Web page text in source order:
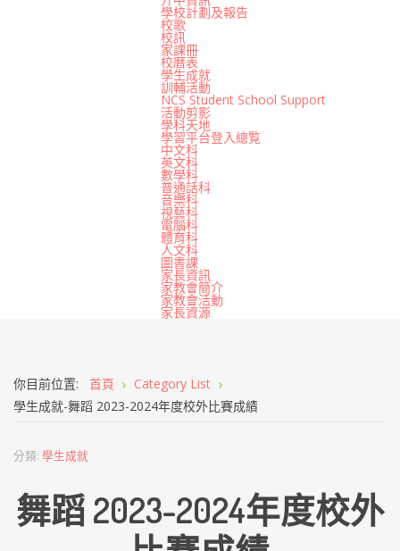
學校計劃及報告
校歌
校訊
家課冊
校曆表
學生成就
訓輔活動
NCS Student School Support
活動剪影
學科天地
學習平台登入總覧
中文科
英文科
數學科
普通話科
音樂科
視藝科
電腦科
體育科
人文科
圖書課
家長資訊
家教會簡介
家教會活動
家長資源
你目前位置: 首頁
Category List
學生成就-舞蹈 2023-2024年度校外比賽成績
分類: 學生成就
舞蹈 2023-2024年度校外